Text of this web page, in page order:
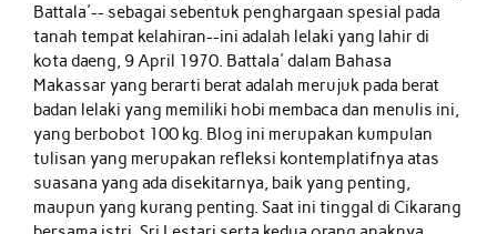
Battala'-- sebagai sebentuk penghargaan spesial pada
tanah tempat kelahiran--ini adalah lelaki yang lahir di
kota daeng, 9 April 1970. Battala' dalam Bahasa
Makassar yang berarti berat adalah merujuk pada berat
badan lelaki yang memiliki hobi membaca dan menulis ini,
yang berbobot 100 kg. Blog ini merupakan kumpulan
tulisan yang merupakan refleksi kontemplatifnya atas
suasana yang ada disekitarnya, baik yang penting,
maupun yang kurang penting. Saat ini tinggal di Cikarang